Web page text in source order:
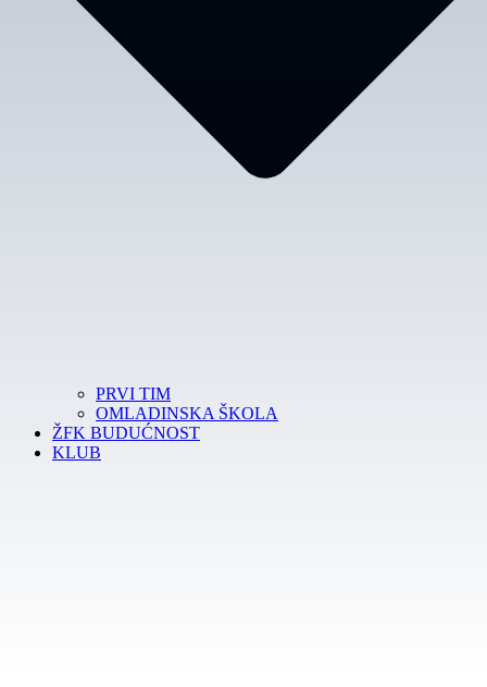
PRVI TIM
OMLADINSKA ŠKOLA
ŽFK BUDUĆNOST
KLUB